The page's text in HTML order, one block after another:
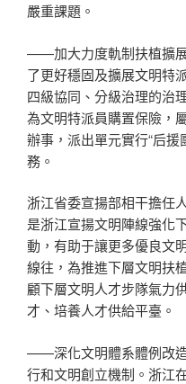
嚴重課題。
——加大力度軌制扶植擴
了更好穩固及擴展文明特
四級協同、分級治理的治
為文明特派員購置保險，
辦事，派出單元實行“后
務。
浙江省委宣揚部相干擔任
是浙江宣揚文明陣線強化
動，有助于讓更多優良文
線往，為推進下層文明扶
顧下層文明人才步隊氣力
才、培養人才供給平臺。
——深化文明體系體例改
行和文明創立機制。浙江